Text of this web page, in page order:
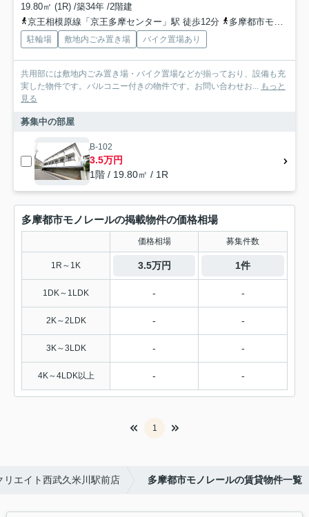
19.80㎡ (1R) /築34年 /2階建
京王相模原線「京王多摩センター」駅 徒歩12分
多摩都市モノレール「松が谷」駅 徒歩17分
駐輪場 敷地内ごみ置き場 バイク置場あり
共用部には敷地内ごみ置き場・バイク置場などが揃っており、設備も充
実した物件です。バルコニー付きの物件です。お問い合わせお... もっと
見る
募集中の部屋
B-102
3.5万円
1階 / 19.80㎡ / 1R
多摩都市モノレールの掲載物件の価格相場
価格相場 募集件数
1R～1K 3.5万円 1件
1DK～1LDK - -
2K～2LDK - -
3K～3LDK - -
4K～4LDK以上 - -
1
リエイト西武久米川駅前店 多摩都市モノレールの賃貸物件一覧